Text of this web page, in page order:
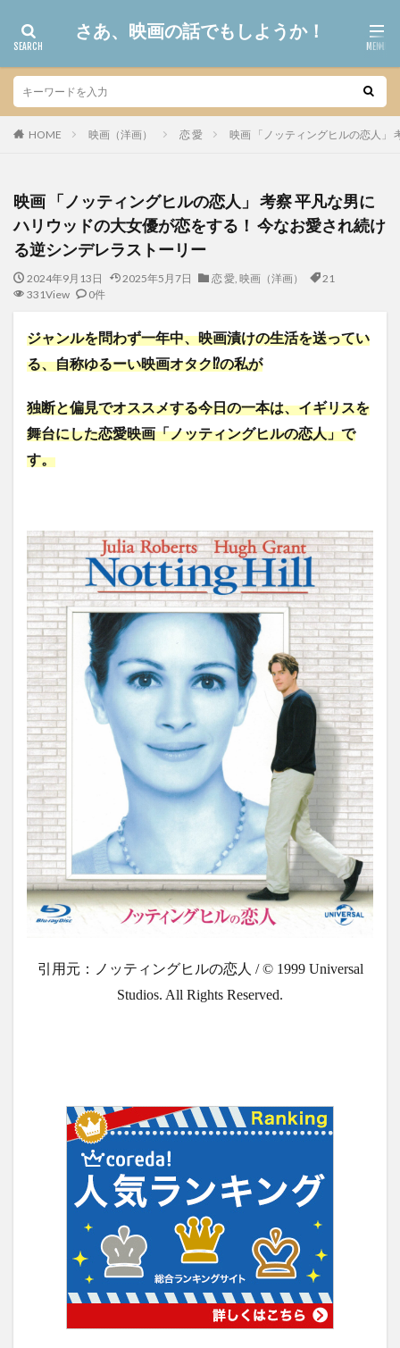
さあ、映画の話でもしようか！
HOME 映画（洋画） 恋 愛 映画 「ノッティングヒルの恋人」
映画 「ノッティングヒルの恋人」 考察 平凡な男に
ハリウッドの大女優が恋をする！ 今なお愛され続け
る逆シンデレラストーリー
2024年9月13日 2025年5月7日 恋 愛, 映画（洋画）
21
331View
0件
ジャンルを問わず一年中、映画漬けの生活を送ってい
る、自称ゆるーい映画オタク⁉の私が
独断と偏見でオススメする今日の一本は、イギリスを
舞台にした恋愛映画「ノッティングヒルの恋人」で
す。
引用元：ノッティングヒルの恋人 / © 1999 Universal
Studios. All Rights Reserved.